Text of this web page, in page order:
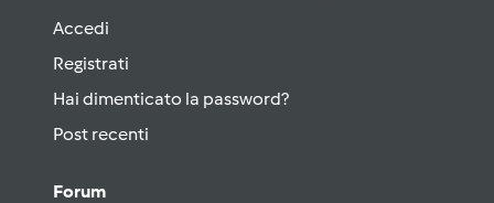
Accedi
Registrati
Hai dimenticato la password?
Post recenti
Forum